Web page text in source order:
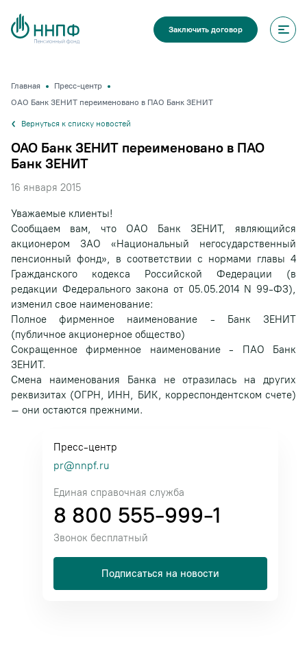
Заключить договор
Главная
Пресс-центр
ОАО Банк ЗЕНИТ переименовано в ПАО Банк ЗЕНИТ
Вернуться к списку новостей
ОАО Банк ЗЕНИТ переименовано в ПАО
Банк ЗЕНИТ
16 января 2015
Уважаемые клиенты!
Сообщаем вам, что ОАО Банк ЗЕНИТ, являющийся
акционером ЗАО «Национальный негосударственный
пенсионный фонд», в соответствии с нормами главы 4
Гражданского кодекса Российской Федерации (в
редакции Федерального закона от 05.05.2014 N 99-ФЗ),
изменил свое наименование:
Полное фирменное наименование - Банк ЗЕНИТ
(публичное акционерное общество)
Сокращенное фирменное наименование - ПАО Банк
ЗЕНИТ.
Смена наименования Банка не отразилась на других
реквизитах (ОГРН, ИНН, БИК, корреспондентском счете)
– они остаются прежними.
Пресс-центр
pr@nnpf.ru
Единая справочная служба
8 800 555-999-1
Звонок бесплатный
Подписаться на новости